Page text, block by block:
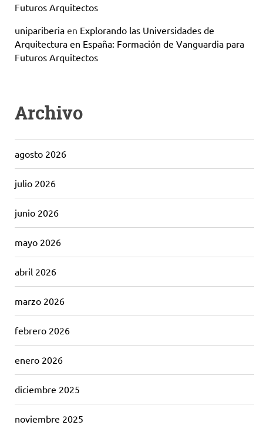
Futuros Arquitectos
unipariberia en Explorando las Universidades de
Arquitectura en España: Formación de Vanguardia para
Futuros Arquitectos
Archivo
agosto 2026
julio 2026
junio 2026
mayo 2026
abril 2026
marzo 2026
febrero 2026
enero 2026
diciembre 2025
noviembre 2025